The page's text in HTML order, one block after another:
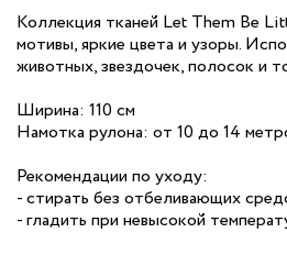
Коллекция тканей Let Them Be
мотивы, яркие цвета и узоры.
животных, звездочек, полосок и
Ширина: 110 см
Намотка рулона: от 10 до 14
Рекомендации по уходу:
- стирать без отбеливающих
- гладить при невысокой